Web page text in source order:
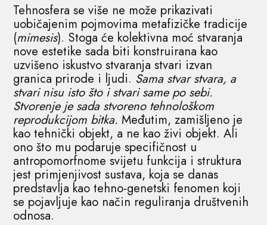
Tehnosfera se više ne može prikazivati ​​
uobičajenim pojmovima metafizičke tradicije
(mimesis). Stoga će kolektivna moć stvaranja
nove estetike sada biti konstruirana kao
uzvišeno iskustvo stvaranja stvari izvan
granica prirode i ljudi. Sama stvar stvara, a
stvari nisu isto što i stvari same po sebi.
Stvorenje je sada stvoreno tehnološkom
reprodukcijom bitka. Međutim, zamišljeno je
kao tehnički objekt, a ne kao živi objekt. Ali
ono što mu podaruje specifičnost u
antropomorfnome svijetu funkcija i struktura
jest primjenjivost sustava, koja se danas
predstavlja kao tehno-genetski fenomen koji
se pojavljuje kao način reguliranja društvenih
odnosa.